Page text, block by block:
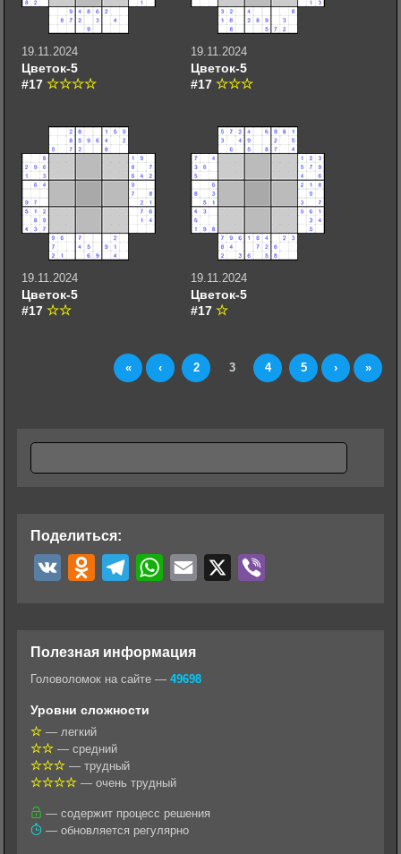
19.11.2024
Цветок-5
#17
19.11.2024
Цветок-5
#17
19.11.2024
Цветок-5
#17
19.11.2024
Цветок-5
#17
« ‹ 2 3 4 5 › »
Поделиться:
o
k
a
s
s
n
i
e
g
W
t
l
Полезная информация
Головоломок на сайте — 49698
Уровни сложности
— легкий
— средний
— трудный
— очень трудный
— содержит процесс решения
— обновляется регулярно